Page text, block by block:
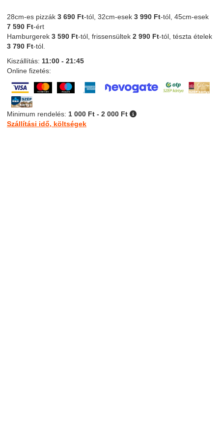
28cm-es pizzák 3 690 Ft-tól, 32cm-esek 3 990 Ft-tól, 45cm-esek
7 590 Ft-ért
Hamburgerek 3 590 Ft-tól, frissensültek 2 990 Ft-tól, tészta ételek
3 790 Ft-tól.
Kiszállítás: 11:00 - 21:45
Online fizetés:
Minimum rendelés: 1 000 Ft - 2 000 Ft
Szállítási idő, költségek